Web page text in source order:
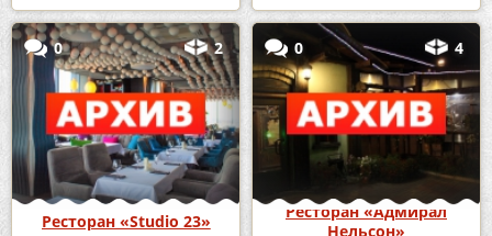
0 2
Ресторан «Studio 23»
0 4
Ресторан «Адмирал
Нельсон»